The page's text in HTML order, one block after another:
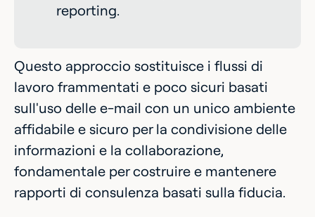
reporting.
Questo approccio sostituisce i flussi di
lavoro frammentati e poco sicuri basati
sull'uso delle e-mail con un unico ambiente
affidabile e sicuro per la condivisione delle
informazioni e la collaborazione,
fondamentale per costruire e mantenere
rapporti di consulenza basati sulla fiducia.